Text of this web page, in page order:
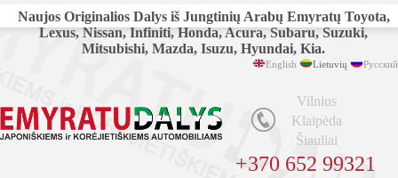
Naujos Originalios Dalys iš Jungtinių Arabų Emyratų Toyota,
Lexus, Nissan, Infiniti, Honda, Acura, Subaru, Suzuki,
Mitsubishi, Mazda, Isuzu, Hyundai, Kia.
English Lietuvių Русский
Vilnius
Klaipėda
Šiauliai
+370 652 99321